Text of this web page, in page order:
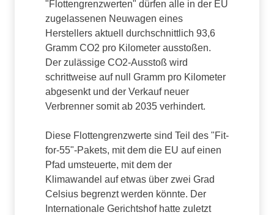
"Flottengrenzwerten" dürfen alle in der EU
zugelassenen Neuwagen eines
Herstellers aktuell durchschnittlich 93,6
Gramm CO2 pro Kilometer ausstoßen.
Der zulässige CO2-Ausstoß wird
schrittweise auf null Gramm pro Kilometer
abgesenkt und der Verkauf neuer
Verbrenner somit ab 2035 verhindert.
Diese Flottengrenzwerte sind Teil des "Fit-
for-55"-Pakets, mit dem die EU auf einen
Pfad umsteuerte, mit dem der
Klimawandel auf etwas über zwei Grad
Celsius begrenzt werden könnte. Der
Internationale Gerichtshof hatte zuletzt